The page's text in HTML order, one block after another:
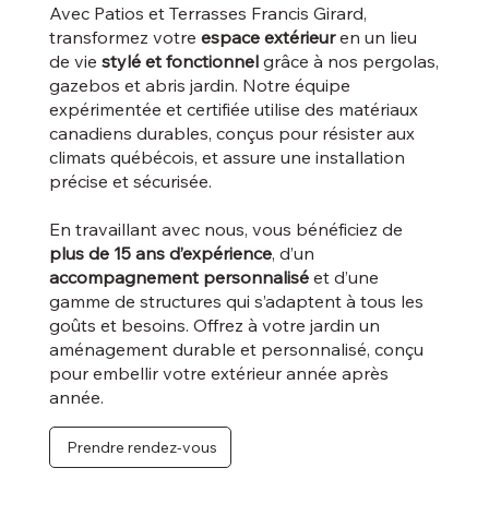
Avec Patios et Terrasses Francis Girard,
transformez votre espace extérieuren un lieu
de vie stylé et fonctionnelgrâce à nos pergolas,
gazebos et abris jardin. Notre équipe
expérimentée et certifiée utilise des matériaux
canadiens durables, conçus pour résister aux
climats québécois, et assure une installation
précise et sécurisée.
En travaillant avec nous, vous bénéficiez de
plus de 15 ans d’expérience, d’un
accompagnement personnalisé et d’une
gamme de structures qui s’adaptent à tous les
goûts et besoins. Offrez à votre jardin un
aménagement durable et personnalisé, conçu
pour embellir votre extérieur année après
année.
Prendre rendez-vous